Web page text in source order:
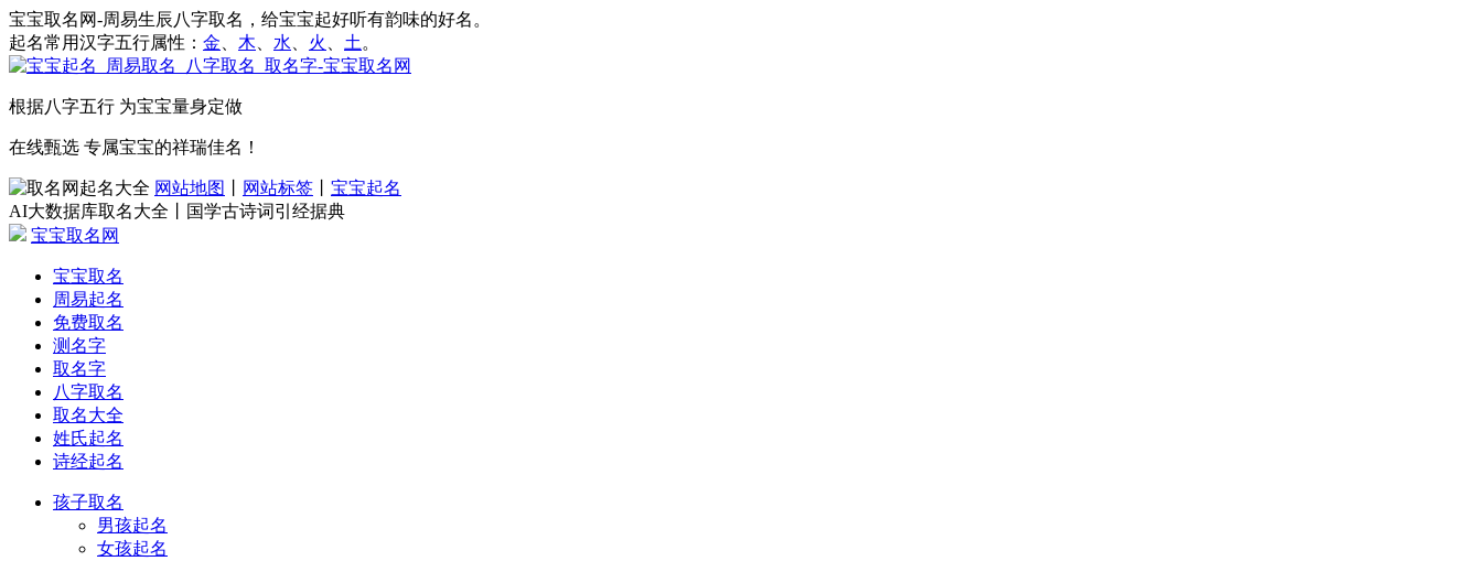
宝宝取名网-周易生辰八字取名，给宝宝起好听有韵味的好名。
起名常用汉字五行属性： 金 木 水 火 土 。
根据八字五行 为宝宝量身定做
在线甄选 专属宝宝的祥瑞佳名！
网站地图 网站标签
宝宝起名
AI大数据库取名大全丨国学古诗词引经据典
宝宝取名网
宝宝取名
周易起名
免费取名
测名字
取名字
八字取名
取名大全
姓氏起名
诗经起名
孩子取名
男孩起名
女孩起名